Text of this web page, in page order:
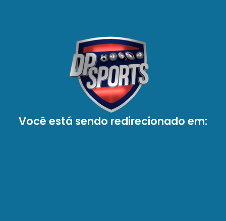
Você está sendo redirecionado em: